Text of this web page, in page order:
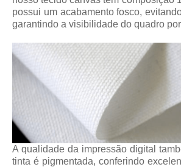
possui um acabamento fosco,
garantindo a visibilidade do quadro
A qualidade da impressão digital
tinta é pigmentada, conferindo